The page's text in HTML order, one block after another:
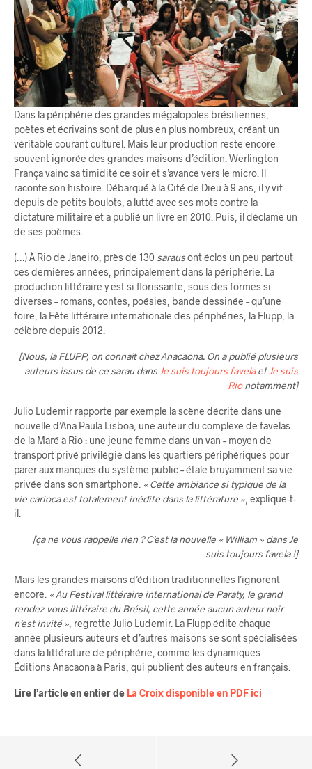
Dans la périphérie des grandes mégalopoles brésiliennes,
poètes et écrivains sont de plus en plus nombreux, créant un
véritable courant culturel. Mais leur production reste encore
souvent ignorée des grandes maisons d’édition. Werlington
França vainc sa timidité ce soir et s’avance vers le micro. Il
raconte son histoire. Débarqué à la Cité de Dieu à 9 ans, il y vit
depuis de petits boulots, a lutté avec ses mots contre la
dictature militaire et a publié un livre en 2010. Puis, il déclame un
de ses poèmes.
(…) À Rio de Janeiro, près de 130 sarausont éclos un peu partout
ces dernières années, principalement dans la périphérie. La
production littéraire y est si florissante, sous des formes si
diverses – romans, contes, poésies, bande dessinée – qu’une
foire, la Fête littéraire internationale des périphéries, la Flupp, la
célèbre depuis 2012.
[Nous, la FLUPP, on connaît chez Anacaona. On a publié plusieurs
auteurs issus de ce sarau dans Je suis toujours favelaet Je suis
Rionotamment]
Julio Ludemir rapporte par exemple la scène décrite dans une
nouvelle d’Ana Paula Lisboa, une auteur du complexe de favelas
de la Maré à Rio : une jeune femme dans un van – moyen de
transport privé privilégié dans les quartiers périphériques pour
parer aux manques du système public – étale bruyamment sa vie
privée dans son smartphone. « Cette ambiance si typique de la
vie carioca est totalement inédite dans la littérature » , explique-t-
il.
[ça ne vous rappelle rien ? C’est la nouvelle « William » dans Je
suis toujours favela !]
Mais les grandes maisons d’édition traditionnelles l’ignorent
encore. « Au Festival littéraire international de Paraty, le grand
rendez-vous littéraire du Brésil, cette année aucun auteur noir
n’est invité » , regrette Julio Ludemir. La Flupp édite chaque
année plusieurs auteurs et d’autres maisons se sont spécialisées
dans la littérature de périphérie, comme les dynamiques
Éditions Anacaona à Paris, qui publient des auteurs en français.
Lire l’article en entier de La Croix disponible en PDF ici